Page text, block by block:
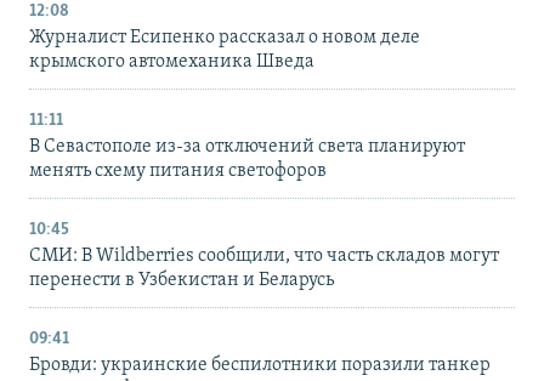
12:08
Журналист Есипенко рассказал о новом деле
крымского автомеханика Шведа
11:11
В Севастополе из-за отключений света планируют
менять схему питания светофоров
10:45
СМИ: В Wildberries сообщили, что часть складов могут
перенести в Узбекистан и Беларусь
09:41
Бровди: украинские беспилотники поразили танкер